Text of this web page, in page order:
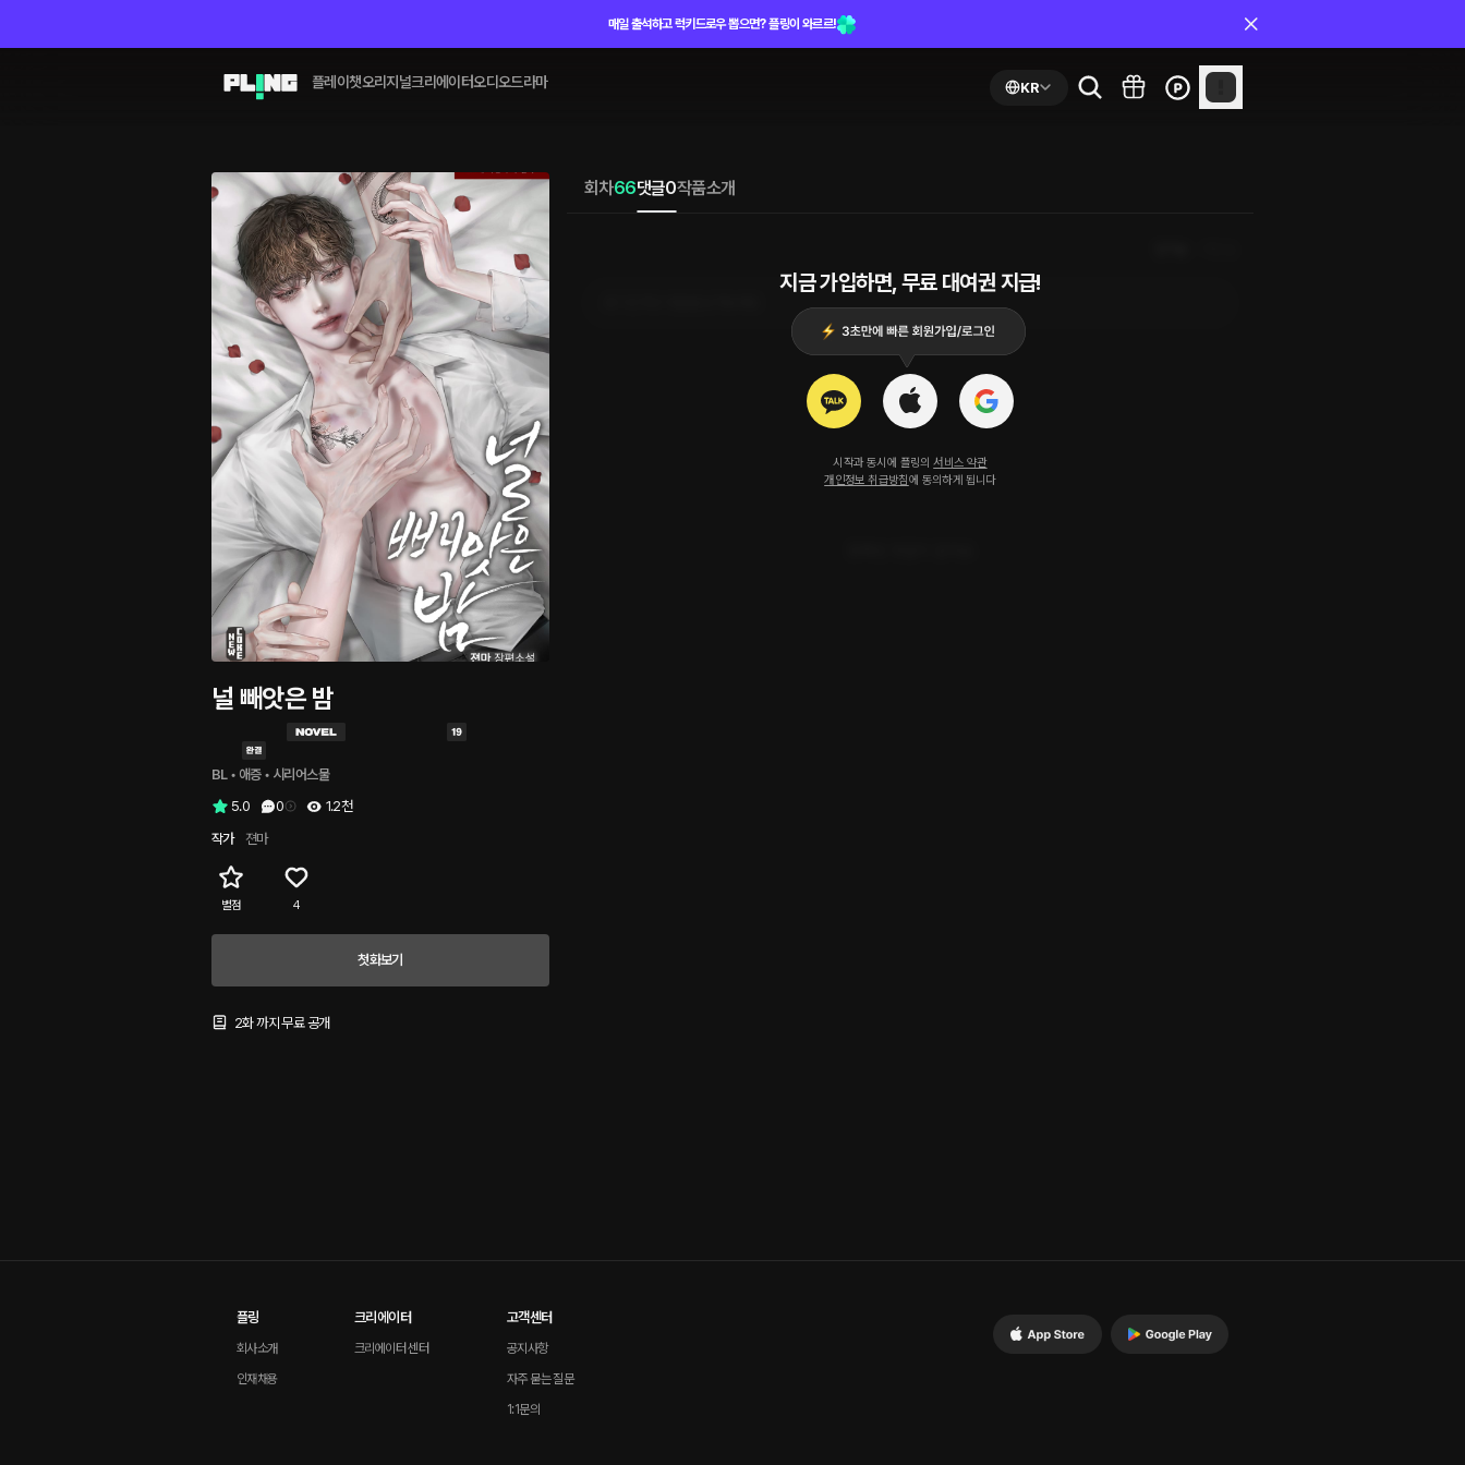
매일 출석하고 럭키드로우 뽑으면? 플링이 와르르!
플레이챗오리지널크리에이터오디오드라마 KR
널 빼앗은 밤
BL • 애증 • 시리어스물
5.0
0
1.2천
작가
젼마
별점 4
2화 까지 무료 공개
첫화보기
회차66댓글0작품소개
지금 가입하면, 무료 대여권 지급!
시작과 동시에 플링의 서비스 약관
개인정보 취급방침에 동의하게 됩니다
플링
회사소개
인재채용
크리에이터
크리에이터 센터
고객센터
공지사항
자주 묻는 질문
1:1문의